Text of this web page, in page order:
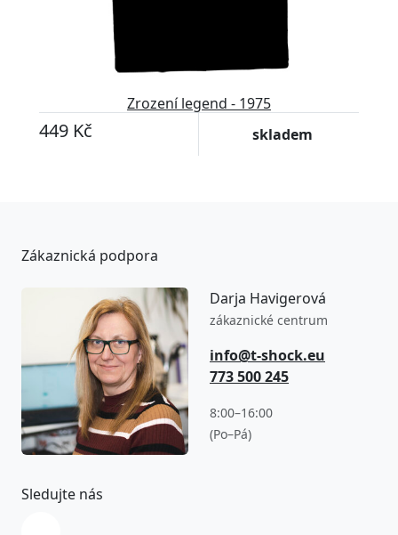
Zrození legend - 1975
449 Kč skladem
Zákaznická podpora
Darja Havigerová
zákaznické centrum
info@t-shock.eu
773 500 245
8:00–16:00
(Po–Pá)
Sledujte nás